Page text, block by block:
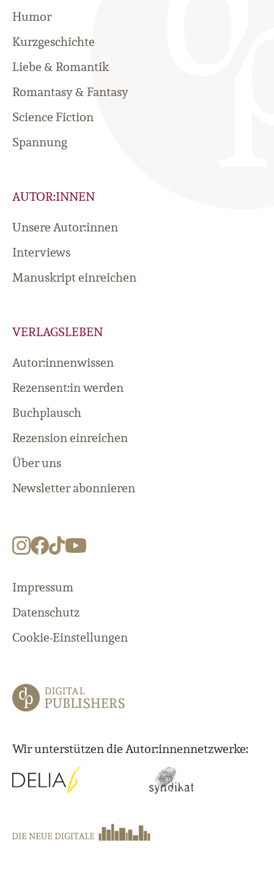
Humor
Kurzgeschichte
Liebe & Romantik
Romantasy & Fantasy
Science Fiction
Spannung
AUTOR:INNEN
Unsere Autor:innen
Interviews
Manuskript einreichen
VERLAGSLEBEN
Autor:innenwissen
Rezensent:in werden
Buchplausch
Rezension einreichen
Über uns
Newsletter abonnieren
Impressum
Datenschutz
Cookie-Einstellungen
Wir unterstützen die Autor:innennetzwerke: